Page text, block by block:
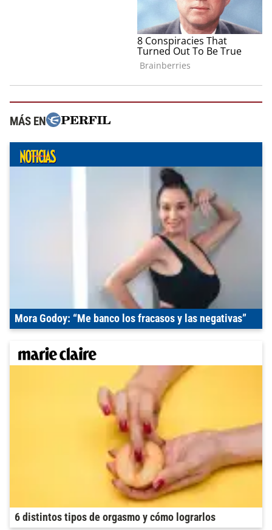
MÁS EN
Mora Godoy: “Me banco los fracasos y las negativas”
6 distintos tipos de orgasmo y cómo lograrlos